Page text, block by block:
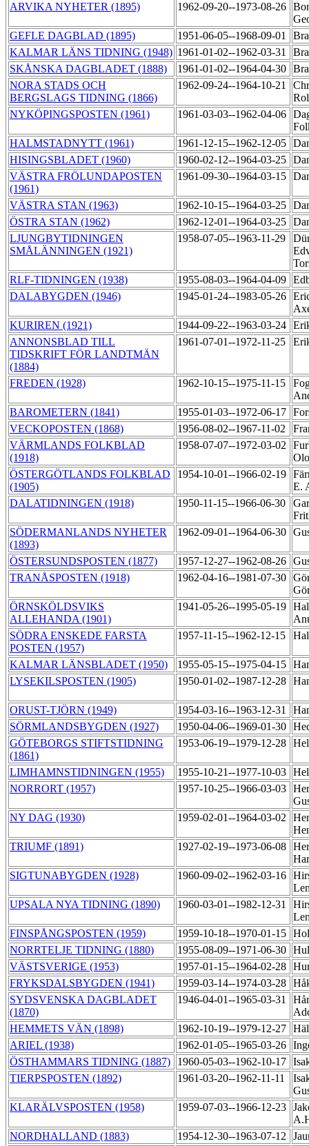
ARVIKA NYHETER (1895)
1962-09-20--1973-08-26
GEFLE DAGBLAD (1895)
1951-06-05--1968-09-01
KALMAR LÄNS TIDNING (1948) 1961-01-02--1962-03-31
SKÅNSKA DAGBLADET (1888)
1961-01-02--1964-04-30
NORA STADS OCH
BERGSLAGS TIDNING (1866)
1962-09-24--1964-10-21
NYKÖPINGSPOSTEN (1961)
1961-03-03--1962-04-06
HALMSTADNYTT (1961)
1961-12-15--1962-12-05
HISINGSBLADET (1960)
1960-02-12--1964-03-25
VÄSTRA FRÖLUNDAPOSTEN
(1961)
1961-09-30--1964-03-15
VÄSTRA STAN (1963) 1962-10-15--1964-03-25
ÖSTRA STAN (1962)
1962-12-01--1964-03-25
LJUNGBYTIDNINGEN
SMÅLÄNNINGEN (1921)
1958-07-05--1963-11-29
RLF-TIDNINGEN (1938)
1955-08-03--1964-04-09
DALABYGDEN (1946)
1945-01-24--1983-05-26
KURIREN (1921)
1944-09-22--1963-03-24
ANNONSBLAD TILL
TIDSKRIFT FÖR LANDTMÄN
(1884)
1961-07-01--1972-11-25
FREDEN (1928) 1962-10-15--1975-11-15
BAROMETERN (1841)
1955-01-03--1972-06-17
VECKOPOSTEN (1868)
1956-08-02--1967-11-02
VÄRMLANDS FOLKBLAD
(1918)
1958-07-07--1972-03-02
ÖSTERGÖTLANDS FOLKBLAD
(1905)
1954-10-01--1966-02-19
E.
DALATIDNINGEN (1918)
1950-11-15--1966-06-30
SÖDERMANLANDS NYHETER
(1893)
1962-09-01--1964-06-30
ÖSTERSUNDSPOSTEN (1877) 1957-12-27--1962-08-26
TRANÅSPOSTEN (1918)
1962-04-16--1981-07-30
ÖRNSKÖLDSVIKS
ALLEHANDA (1901)
1941-05-26--1995-05-19
SÖDRA ENSKEDE FARSTA
POSTEN (1957)
1957-11-15--1962-12-15
KALMAR LÄNSBLADET (1950) 1955-05-15--1975-04-15
LYSEKILSPOSTEN (1905)
1950-01-02--1987-12-28
ORUST-TJÖRN (1949) 1954-03-16--1963-12-31
SÖRMLANDSBYGDEN (1927)
1950-04-06--1969-01-30
GÖTEBORGS STIFTSTIDNING
(1861)
1953-06-19--1979-12-28
LIMHAMNSTIDNINGEN (1955) 1955-10-21--1977-10-03
NORRORT (1957)
1957-10-25--1966-03-03
NY DAG (1930)
1959-02-01--1964-03-02
TRIUMF (1891)
1927-02-19--1973-06-08
SIGTUNABYGDEN (1928)
1960-09-02--1962-03-16
UPSALA NYA TIDNING (1890)
1960-03-01--1982-12-31
FINSPÅNGSPOSTEN (1959)
1959-10-18--1970-01-15
NORRTELJE TIDNING (1880)
1955-08-09--1971-06-30
VÄSTSVERIGE (1953)
1957-01-15--1964-02-28
FRYKSDALSBYGDEN (1941)
1959-03-14--1974-03-28
SYDSVENSKA DAGBLADET
(1870)
1946-04-01--1965-03-31
HEMMETS VÄN (1898)
1962-10-19--1979-12-27
ARIEL (1938)
1962-01-05--1965-03-26
ÖSTHAMMARS TIDNING (1887)
1960-05-03--1962-10-17
TIERPSPOSTEN (1892)
1961-03-20--1962-11-11
KLARÄLVSPOSTEN (1958)
1959-07-03--1966-12-23
NORDHALLAND (1883)
1954-12-30--1963-07-12